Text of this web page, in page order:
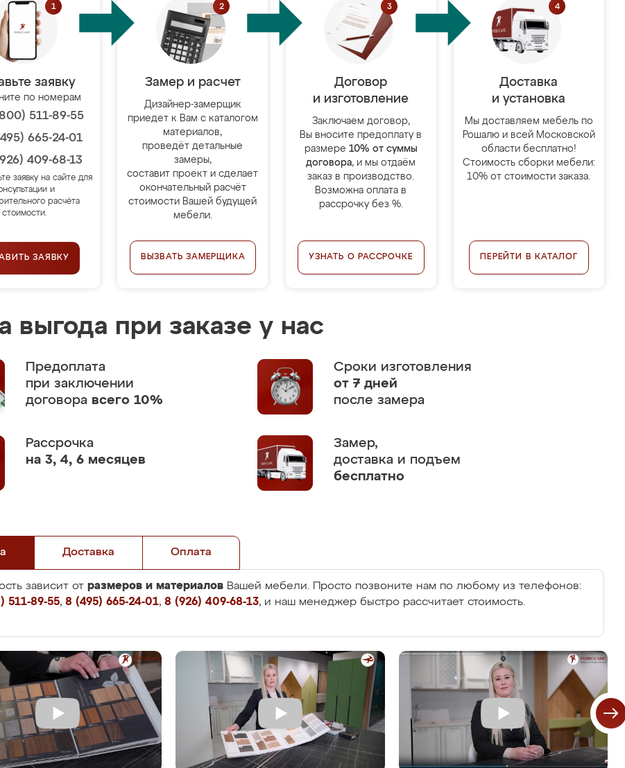
заявку
по номерам
511-89-55
665-24-01
409-68-13
заявку на сайте для
и
расчёта
стоимости.
ЗАЯВКУ
Замер и расчет
Дизайнер-замерщик
приедет к Вам с каталогом
материалов,
проведёт детальные
замеры,
составит проект и сделает
окончательный расчёт
стоимости Вашей будущей
мебели.
ВЫЗВАТЬ ЗАМЕРЩИКА
Договор
и изготовление
Заключаем договор,
Вы вносите предоплату в
размере 10% от суммы
договора, и мы отдаём
заказ в производство.
Возможна оплата в
рассрочку без %.
УЗНАТЬ О РАССРОЧКЕ
Доставка
и установка
Мы доставляем мебель по
Рошалю и всей Московской
области бесплатно!
Стоимость сборки мебели:
10% от стоимости заказа.
ПЕРЕЙТИ В КАТАЛОГ
выгода при заказе у нас
Предоплата
при заключении
договора всего 10%
Сроки изготовления
от 7 дней
после замера
Рассрочка
на 3, 4, 6 месяцев
Замер,
доставка и подъем
бесплатно
Доставка Оплата
зависит от размеров и материалов Вашей мебели. Просто позвоните нам по любому из телефонов:
511-89-55, 8 (495) 665-24-01, 8 (926) 409-68-13, и наш менеджер быстро рассчитает стоимость.